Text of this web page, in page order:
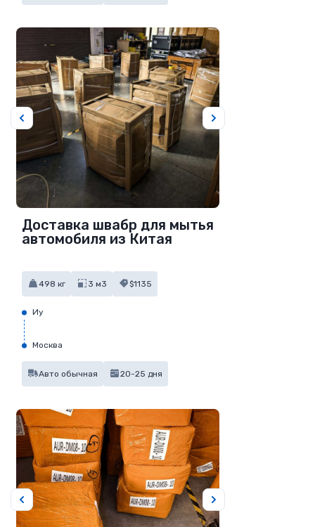
Доставка швабр для мытья
автомобиля из Китая
498 кг 3 м3 $1135
Иу
Москва
Авто обычная 20-25 дня